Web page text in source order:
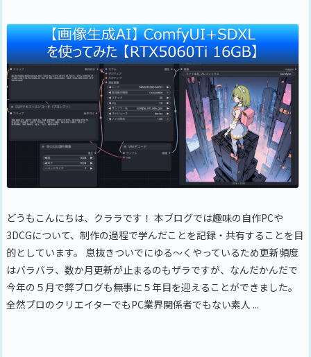
どうもこんにちは、クララです！ 本ブログでは趣味の自作PCや
3DCGについて、制作の過程で学んだことを記録・共有することを目
的としています。 息抜きついでにゆる～くやっているため更新頻度
はバラバラ、数か月更新が止まるのもザラですが、なんだかんだで
今年の５月で弊ブログも無事に５年目を迎えることができました。
全然プロのクリエイターでもPC業界関係者でもない素人 ...